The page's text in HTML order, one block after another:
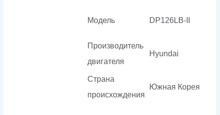
Модель DP126LB-II
Производитель
двигателя
Hyundai
Страна
происхождения
Южная Корея